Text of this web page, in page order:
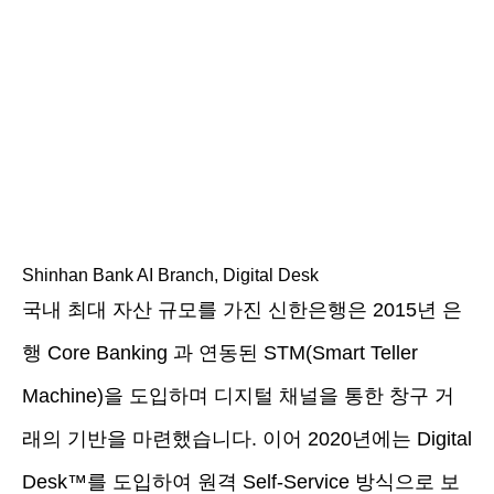
Shinhan Bank AI Branch, Digital Desk
국내 최대 자산 규모를 가진 신한은행은 2015년 은
행 Core Banking 과 연동된 STM(Smart Teller
Machine)을 도입하며 디지털 채널을 통한 창구 거
래의 기반을 마련했습니다. 이어 2020년에는 Digital
Desk™를 도입하여 원격 Self-Service 방식으로 보